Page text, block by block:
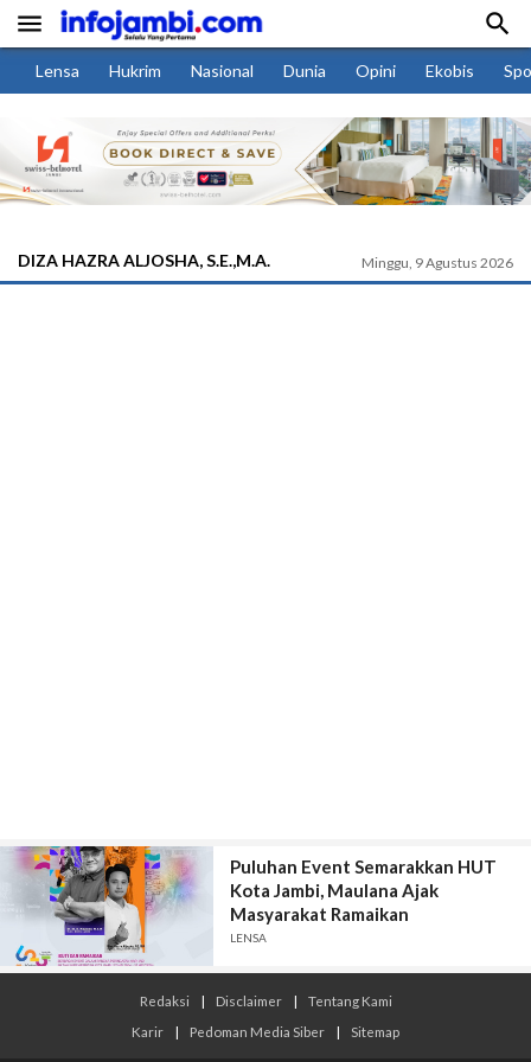
 
Lensa Hukrim Nasional Dunia Opini Ekobis
DIZA HAZRA ALJOSHA, S.E.,M.A. Minggu, 9 Agustus 2026
Puluhan Event Semarakkan HUT
Kota Jambi, Maulana Ajak
Masyarakat Ramaikan
LENSA
Redaksi | Disclaimer |
Tentang Kami
Karir
| Pedoman Media Siber | Sitemap